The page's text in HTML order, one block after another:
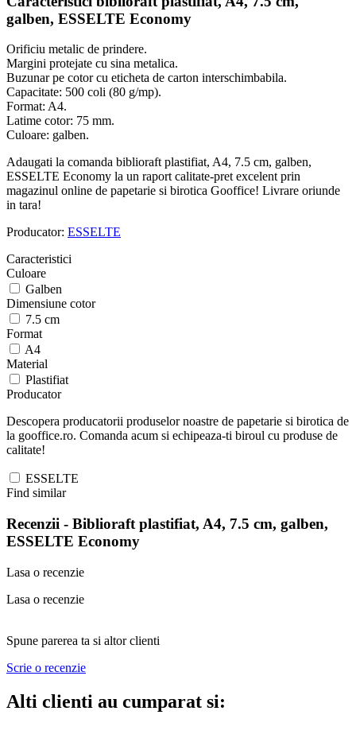
galben, ESSELTE Economy
Orificiu metalic de prindere.
Margini protejate cu sina metalica.
Buzunar pe cotor cu eticheta de carton interschimbabila.
Capacitate: 500 coli (80 g/mp).
Format: A4.
Latime cotor: 75 mm.
Culoare: galben.
Adaugati la comanda biblioraft plastifiat, A4, 7.5 cm, galben,
ESSELTE Economy la un raport calitate-pret excelent prin
magazinul online de papetarie si birotica Gooffice! Livrare oriunde
in tara!
Producator: ESSELTE
Caracteristici
Culoare
Galben
Dimensiune cotor
7.5 cm
Format
A4
Material
Plastifiat
Producator
Descopera producatorii produselor noastre de papetarie si birotica de
la gooffice.ro. Comanda acum si echipeaza-ti biroul cu produse de
calitate!
ESSELTE
Find similar
Recenzii - Biblioraft plastifiat, A4, 7.5 cm, galben,
ESSELTE Economy
Lasa o recenzie
Lasa o recenzie
Spune parerea ta si altor clienti
Scrie o recenzie
Alti clienti au cumparat si: